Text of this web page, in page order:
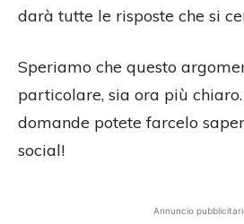
darà tutte le risposte che si
Speriamo che questo
particolare, sia ora più
domande potete farcelo
social!
Annuncio